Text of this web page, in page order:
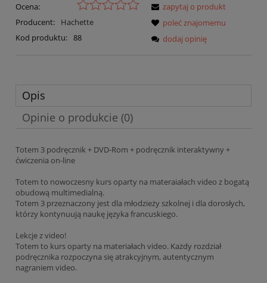
Ocena:
Producent:
Hachette
Kod produktu: 88
zapytaj o produkt
poleć znajomemu
dodaj opinię
Opis
Opinie o produkcie (0)
Totem 3 podręcznik + DVD-Rom + podręcznik interaktywny +
ćwiczenia on-line
Totem to nowoczesny kurs oparty na materaiałach video z bogatą
obudową multimedialną.
Totem 3 przeznaczony jest dla młodzieży szkolnej i dla dorosłych,
którzy kontynuują naukę języka francuskiego.
Lekcje z video!
Totem to kurs oparty na materiałach video. Każdy rozdział
podręcznika rozpoczyna się atrakcyjnym, autentycznym
nagraniem video.